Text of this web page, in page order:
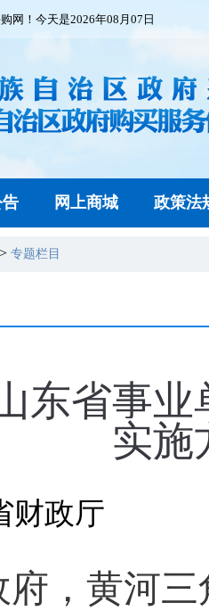
网！今天是2026年08月07日
网上商城 政策法
专题栏目
东省事
实施
财政厅
府，黄河